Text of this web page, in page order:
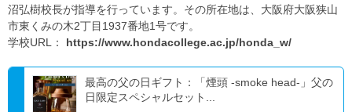
沼弘樹校長が指導を行っています。その所在地は、大阪府大阪狭山
市東くみの木2丁目1937番地1号です。
学校URL： https://www.hondacollege.ac.jp/honda_w/
最高の父の日ギフト：「煙頭 -smoke head-」父の
日限定スペシャルセット...